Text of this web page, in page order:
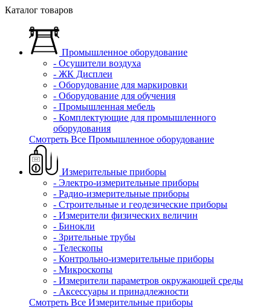
Каталог товаров
Промышленное оборудование
- Осушители воздуха
- ЖК Дисплеи
- Оборудование для маркировки
- Оборудование для обучения
- Промышленная мебель
- Комплектующие для промышленного
оборудования
Смотреть Все Промышленное оборудование
Измерительные приборы
- Электро-измерительные приборы
- Радио-измерительные приборы
- Строительные и геодезические приборы
- Измерители физических величин
- Бинокли
- Зрительные трубы
- Телескопы
- Контрольно-измерительные приборы
- Микроскопы
- Измерители параметров окружающей среды
- Аксессуары и принадлежности
Смотреть Все Измерительные приборы